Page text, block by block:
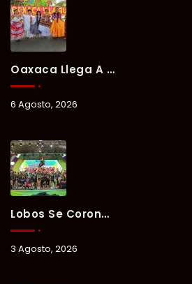
Oaxaca Llega A Chetumal Con El Color, Sabor Y Tradición De La Guelaguetza 2026.
6 Agosto, 2026
Lobos Se Corona Campeón Del Verano Xul-Há 2026 Tras Tres Días De Intensa Competencia.
3 Agosto, 2026